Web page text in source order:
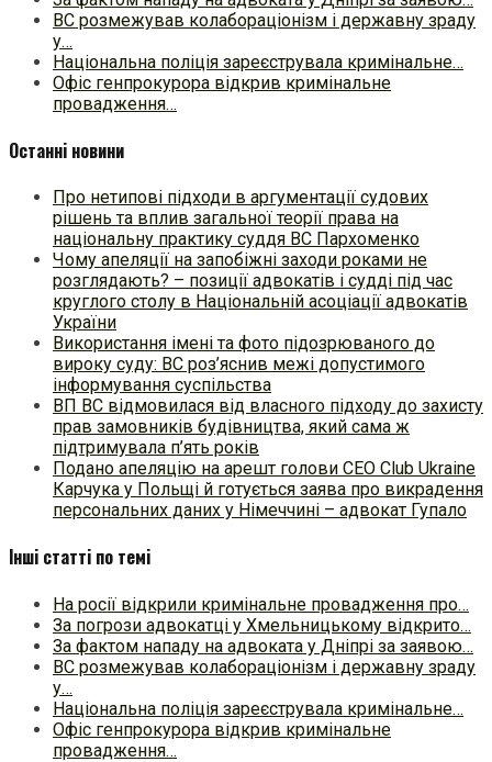
ВС розмежував колабораціонізм і державну зраду
у…
Національна поліція зареєструвала кримінальне…
Офіс генпрокурора відкрив кримінальне
провадження…
Останні новини
Про нетипові підходи в аргументації судових
рішень та вплив загальної теорії права на
національну практику суддя ВС Пархоменко
Чому апеляції на запобіжні заходи роками не
розглядають? – позиції адвокатів і судді під час
круглого столу в Національній асоціації адвокатів
України
Використання імені та фото підозрюваного до
вироку суду: ВС роз’яснив межі допустимого
інформування суспільства
ВП ВС відмовилася від власного підходу до захисту
прав замовників будівництва, який сама ж
підтримувала п’ять років
Подано апеляцію на арешт голови CEO Club Ukraine
Карчука у Польщі й готується заява про викрадення
персональних даних у Німеччині – адвокат Гупало
Інші статті по темі
На росії відкрили кримінальне провадження про…
За погрози адвокатці у Хмельницькому відкрито…
За фактом нападу на адвоката у Дніпрі за заявою…
ВС розмежував колабораціонізм і державну зраду
у…
Національна поліція зареєструвала кримінальне…
Офіс генпрокурора відкрив кримінальне
провадження…